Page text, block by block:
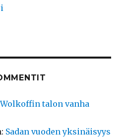
Wolkoffin talon vanha
: Sadan vuoden yksinäisyys